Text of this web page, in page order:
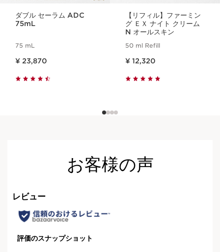
ダブル セーラム ADC
75mL
75 mL
¥ 23,870
【リフィル】ファーミン
グ ＥＸ ナイト クリーム
N オールスキン
50 ml Refill
¥ 12,320
お客様の声